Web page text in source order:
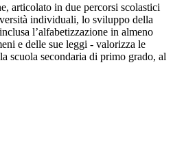
articolato in due percorsi scolastici
individuali, lo sviluppo della
l’alfabetizzazione in almeno
e delle sue leggi - valorizza le
scuola secondaria di primo grado, al